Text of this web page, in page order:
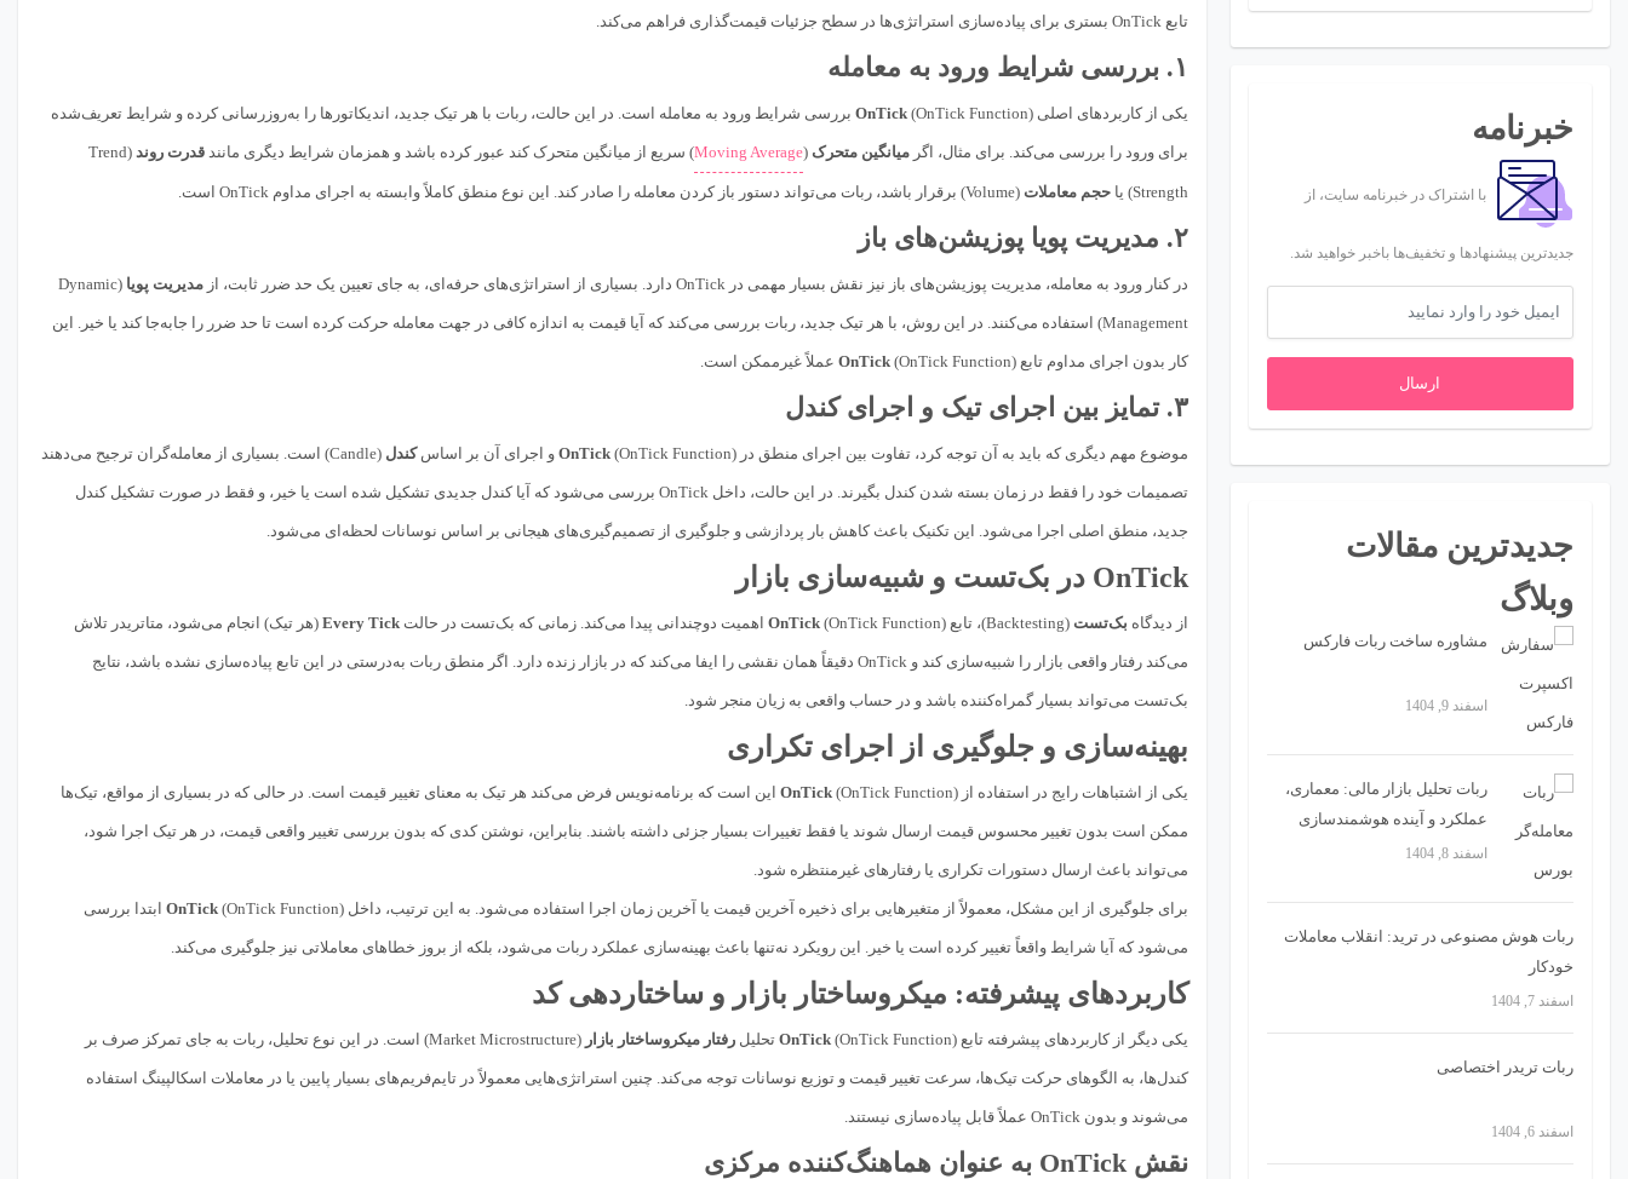
خبرنامه
با اشتراک در خبرنامه سایت، از
جدیدترین پیشنهادها و تخفیف‌ها باخبر خواهید شد.
ارسال
جدیدترین مقالات
وبلاگ
مشاوره ساخت ربات فارکس
اسفند 9, 1404
ربات تحلیل بازار مالی: معماری،
عملکرد و آینده هوشمندسازی
تصمیمات تریدینگ
اسفند 8, 1404
ربات هوش مصنوعی در ترید: انقلاب معاملات
خودکار
اسفند 7, 1404
ربات تریدر اختصاصی
اسفند 6, 1404
تابع OnTick بستری برای پیاده‌سازی استراتژی‌ها در سطح جزئیات قیمت‌گذاری فراهم می‌کند.
۱. بررسی شرایط ورود به معامله
یکی از کاربردهای اصلی OnTick (OnTick Function) بررسی شرایط ورود به معامله است. در این حالت، ربات با هر تیک جدید، اندیکاتورها را به‌روزرسانی کرده و شرایط تعریف‌شده
برای ورود را بررسی می‌کند. برای مثال، اگرمیانگین متحرک (
Moving Average) سریع از میانگین متحرک کند عبور کرده باشد و همزمان شرایط دیگری مانندقدرت روند (Trend
Strength) یا حجم معاملات (Volume) برقرار باشد، ربات می‌تواند دستور باز کردن معامله را صادر کند. این نوع منطق کاملاً وابسته به اجرای مداوم OnTick است.
۲. مدیریت پویا پوزیشن‌های باز
در کنار ورود به معامله، مدیریت پوزیشن‌های باز نیز نقش بسیار مهمی در OnTick دارد. بسیاری از استراتژی‌های حرفه‌ای، به جای تعیین یک حد ضرر ثابت، از مدیریت پویا (Dynamic
Management) استفاده می‌کنند. در این روش، با هر تیک جدید، ربات بررسی می‌کند که آیا قیمت به اندازه کافی در جهت معامله حرکت کرده است تا حد ضرر را جابه‌جا کند یا خیر. این
کار بدون اجرای مداوم تابع OnTick(OnTick Function) عملاً غیرممکن است.
۳. تمایز بین اجرای تیک و اجرای کندل
موضوع مهم دیگری که باید به آن توجه کرد، تفاوت بین اجرای منطق در OnTick(OnTick Function) و اجرای آن بر اساس کندل (Candle) است. بسیاری از معامله‌گران ترجیح می‌دهند
تصمیمات خود را فقط در زمان بسته شدن کندل بگیرند. در این حالت، داخل OnTick بررسی می‌شود که آیا کندل جدیدی تشکیل شده است یا خیر، و فقط در صورت تشکیل کندل
جدید، منطق اصلی اجرا می‌شود. این تکنیک باعث کاهش بار پردازشی و جلوگیری از تصمیم‌گیری‌های هیجانی بر اساس نوسانات لحظه‌ای می‌شود.
OnTick در بک‌تست و شبیه‌سازی بازار
از دیدگاه بک‌تست (Backtesting)، تابع OnTick(OnTick Function) اهمیت دوچندانی پیدا می‌کند. زمانی که بک‌تست در حالت Every Tick (هر تیک) انجام می‌شود، متاتریدر تلاش
می‌کند رفتار واقعی بازار را شبیه‌سازی کند و OnTick دقیقاً همان نقشی را ایفا می‌کند که در بازار زنده دارد. اگر منطق ربات به‌درستی در این تابع پیاده‌سازی نشده باشد، نتایج
بک‌تست می‌تواند بسیار گمراه‌کننده باشد و در حساب واقعی به زیان منجر شود.
بهینه‌سازی و جلوگیری از اجرای تکراری
یکی از اشتباهات رایج در استفاده از OnTick (OnTick Function) این است که برنامه‌نویس فرض می‌کند هر تیک به معنای تغییر قیمت است. در حالی که در بسیاری از مواقع، تیک‌ها
ممکن است بدون تغییر محسوس قیمت ارسال شوند یا فقط تغییرات بسیار جزئی داشته باشند. بنابراین، نوشتن کدی که بدون بررسی تغییر واقعی قیمت، در هر تیک اجرا شود،
می‌تواند باعث ارسال دستورات تکراری یا رفتارهای غیرمنتظره شود.
برای جلوگیری از این مشکل، معمولاً از متغیرهایی برای ذخیره آخرین قیمت یا آخرین زمان اجرا استفاده می‌شود. به این ترتیب، داخل OnTick (OnTick Function) ابتدا بررسی
می‌شود که آیا شرایط واقعاً تغییر کرده است یا خیر. این رویکرد نه‌تنها باعث بهینه‌سازی عملکرد ربات می‌شود، بلکه از بروز خطاهای معاملاتی نیز جلوگیری می‌کند.
کاربردهای پیشرفته: میکروساختار بازار و ساختاردهی کد
یکی دیگر از کاربردهای پیشرفته تابع OnTick(OnTick Function) تحلیل رفتار میکروساختار بازار (Market Microstructure) است. در این نوع تحلیل، ربات به جای تمرکز صرف بر
کندل‌ها، به الگوهای حرکت تیک‌ها، سرعت تغییر قیمت و توزیع نوسانات توجه می‌کند. چنین استراتژی‌هایی معمولاً در تایم‌فریم‌های بسیار پایین یا در معاملات اسکالپینگ استفاده
می‌شوند و بدون OnTick عملاً قابل پیاده‌سازی نیستند.
نقش OnTick به عنوان هماهنگ‌کننده مرکزی